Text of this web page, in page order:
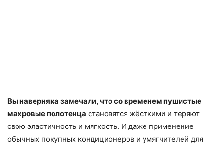
Вы наверняка замечали, что со временем пушистые
махровые полотенца становятся жёсткими и теряют
свою эластичность и мягкость. И даже применение
обычных покупных кондиционеров и умягчителей для